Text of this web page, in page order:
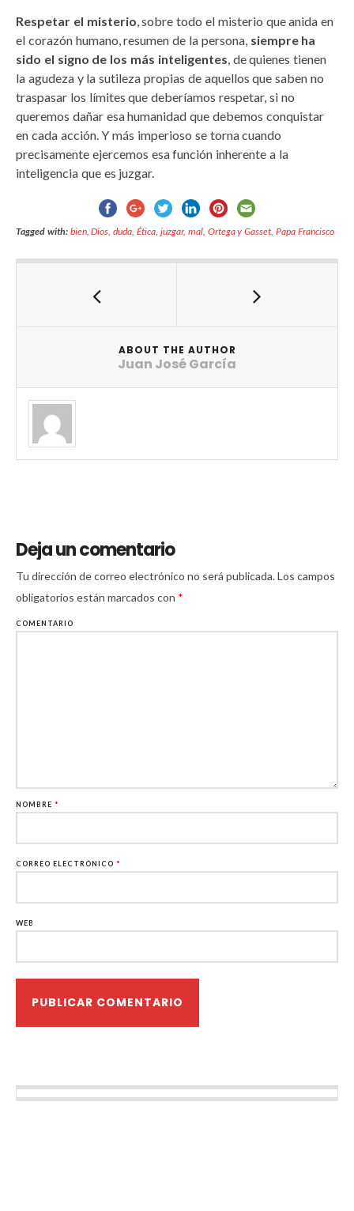
Respetar el misterio, sobre todo el misterio que anida en
el corazón humano, resumen de la persona, siempre ha
sido el signo de los más inteligentes, de quienes tienen
la agudeza y la sutileza propias de aquellos que saben no
traspasar los límites que deberíamos respetar, si no
queremos dañar esa humanidad que debemos conquistar
en cada acción. Y más imperioso se torna cuando
precisamente ejercemos esa función inherente a la
inteligencia que es juzgar.
Tagged with: bien,Dios,duda,Ética, juzgar, mal, Ortega y Gasset, Papa Francisco
ABOUT THE AUTHOR
Juan José García
Deja un comentario
Tu dirección de correo electrónico no será publicada.Los campos
obligatorios están marcados con *
COMENTARIO
NOMBRE *
CORREO ELECTRÓNICO *
WEB